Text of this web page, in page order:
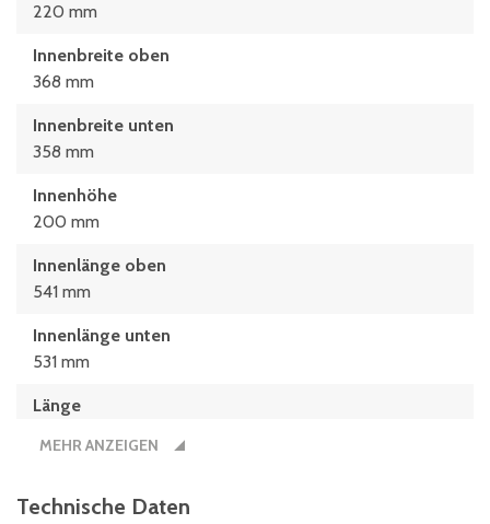
220 mm
Innenbreite oben
368 mm
Innenbreite unten
358 mm
Innenhöhe
200 mm
Innenlänge oben
541 mm
Innenlänge unten
531 mm
Länge
MEHR ANZEIGEN
Technische Daten